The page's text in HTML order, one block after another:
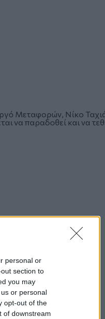
personal or
section to
you may
or personal
opt-out of the
of downstream
Μεταφορών, Νίκο
να παραδοθεί και να